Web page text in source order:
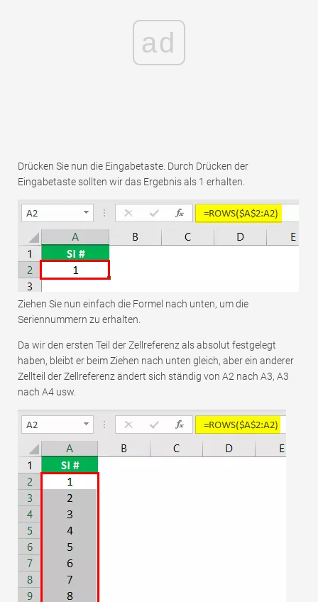
ad
Drücken Sie nun die Eingabetaste. Durch Drücken der
Eingabetaste sollten wir das Ergebnis als 1 erhalten.
Ziehen Sie nun einfach die Formel nach unten, um die
Seriennummern zu erhalten.
Da wir den ersten Teil der Zellreferenz als absolut festgelegt
haben, bleibt er beim Ziehen nach unten gleich, aber ein anderer
Zellteil der Zellreferenz ändert sich ständig von A2 nach A3, A3
nach A4 usw.